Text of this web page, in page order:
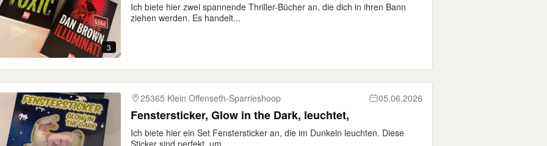
3
Ich biete hier zwei spannende Thriller-Bücher an, die dich in ihren Bann
ziehen werden. Es handelt...
25365 Klein Offenseth-Sparrieshoop 05.06.2026
Fenstersticker, Glow in the Dark, leuchtet,
Ich biete hier ein Set Fenstersticker an, die im Dunkeln leuchten. Diese
Sticker sind perfekt, um...